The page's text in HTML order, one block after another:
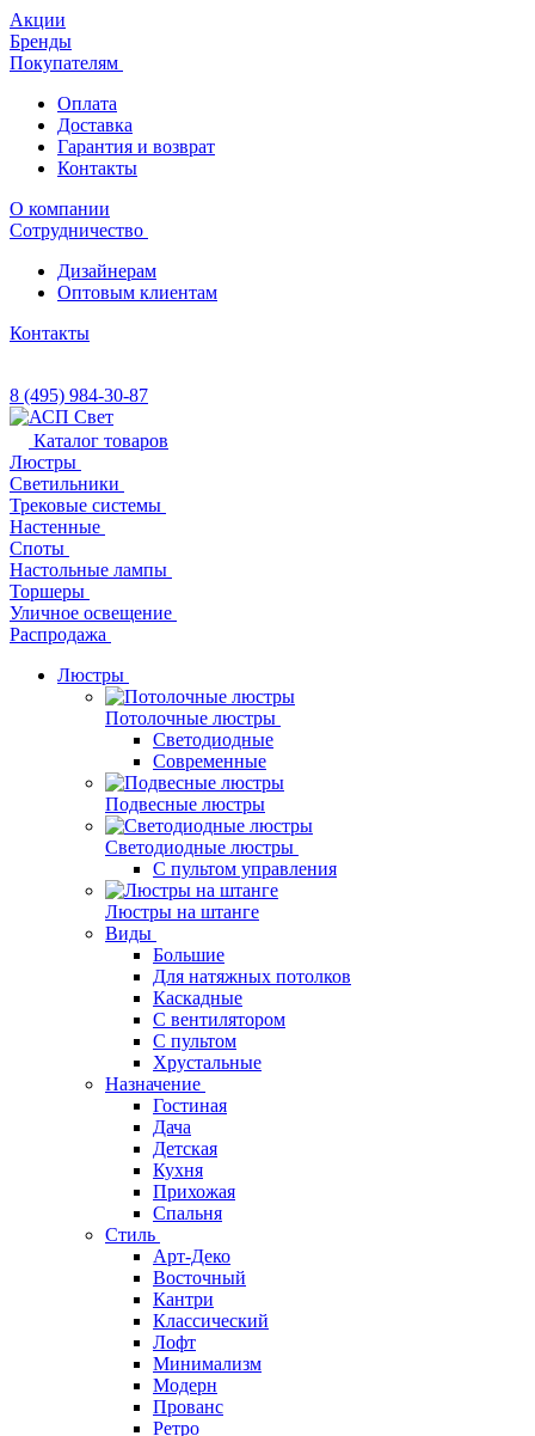
Акции
Бренды
Покупателям
Оплата
Доставка
Гарантия и возврат
Контакты
О компании
Сотрудничество
Дизайнерам
Оптовым клиентам
Контакты
8 (495) 984-30-87
Каталог товаров
Люстры
Светильники
Трековые системы
Настенные
Споты
Настольные лампы
Торшеры
Уличное освещение
Распродажа
Люстры
Потолочные люстры
Светодиодные
Современные
Подвесные люстры
Светодиодные люстры
С пультом управления
Люстры на штанге
Виды
Большие
Для натяжных потолков
Каскадные
С вентилятором
С пультом
Хрустальные
Назначение
Гостиная
Дача
Детская
Кухня
Прихожая
Спальня
Стиль
Арт-Деко
Восточный
Кантри
Классический
Лофт
Минимализм
Модерн
Прованс
Ретро